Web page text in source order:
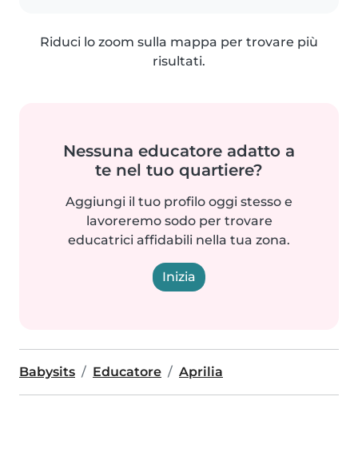
Riduci lo zoom sulla mappa per trovare più
risultati.
Nessuna educatore adatto a
te nel tuo quartiere?
Aggiungi il tuo profilo oggi stesso e
lavoreremo sodo per trovare
educatrici affidabili nella tua zona.
Inizia
Babysits Educatore Aprilia